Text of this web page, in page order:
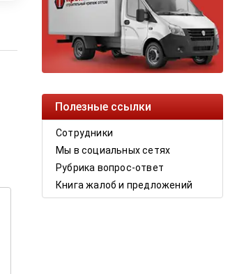
Полезные ссылки
Сотрудники
Мы в социальных сетях
Рубрика вопрос-ответ
Книга жалоб и предложений